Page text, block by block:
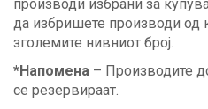
производи избрани за
да избришете производи од
зголемите нивниот број.
*Напомена – Производите
се резервираат.